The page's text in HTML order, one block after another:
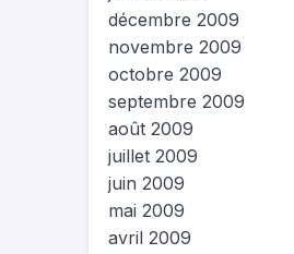
décembre 2009
novembre 2009
octobre 2009
septembre 2009
août 2009
juillet 2009
juin 2009
mai 2009
avril 2009